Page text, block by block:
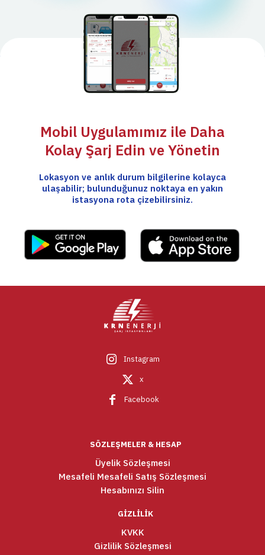
Mobil Uygulamımız ile Daha
Kolay Şarj Edin ve Yönetin
Lokasyon ve anlık durum bilgilerine kolayca
ulaşabilir; bulunduğunuz noktaya en yakın
istasyona rota çizebilirsiniz.
Instagram
x
Facebook
SÖZLEŞMELER & HESAP
Üyelik Sözleşmesi
Mesafeli Mesafeli Satış Sözleşmesi
Hesabınızı Silin
GİZLİLİK
KVKK
Gizlilik Sözleşmesi